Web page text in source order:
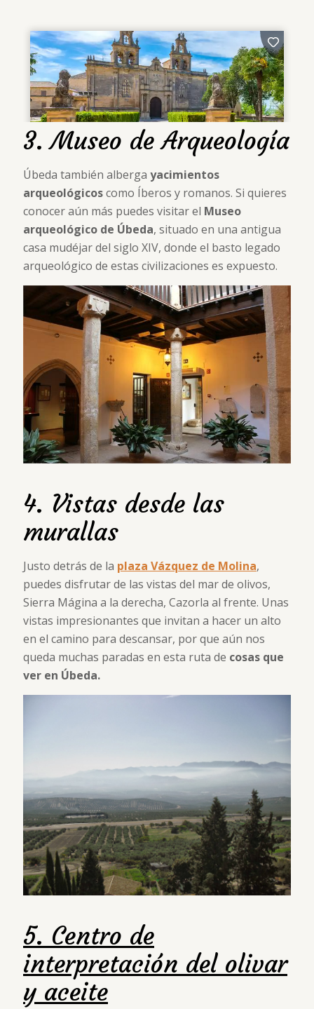
3. Museo de Arqueología
Úbeda también alberga yacimientos
arqueológicoscomo Íberos y romanos. Si quieres
conocer aún más puedes visitar el Museo
arqueológico de Úbeda, situado en una antigua
casa mudéjar del siglo XIV, donde el basto legado
arqueológico de estas civilizaciones es expuesto.
4. Vistas desde las
murallas
Justo detrás de la plaza Vázquez de Molina,
puedes disfrutar de las vistas del mar de olivos,
Sierra Mágina a la derecha, Cazorla al frente. Unas
vistas impresionantes que invitan a hacer un alto
en el camino para descansar, por que aún nos
queda muchas paradas en esta ruta de cosas que
ver en Úbeda.
5. Centro de
interpretación del olivar
y aceite